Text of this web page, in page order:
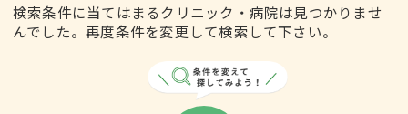
検索条件に当てはまるクリニック・病院は見つかりませ
んでした。再度条件を変更して検索して下さい。